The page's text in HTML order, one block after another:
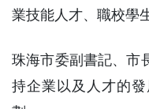
業技能人才、職校學
珠海市委副書記、市
持企業以及人才的